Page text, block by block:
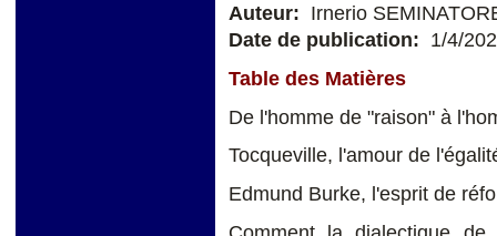
Auteur: Irnerio
Date de publication: 1/4/
Table des Matières
De l'homme de "raison" à
Tocqueville, l'amour de
Edmund Burke, l'esprit de